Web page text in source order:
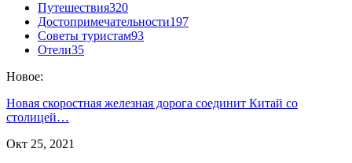
Путешествия320
Достопримечательности197
Советы туристам93
Отели35
Новое:
Новая скоростная железная дорога соединит Китай со
столицей…
Окт 25, 2021